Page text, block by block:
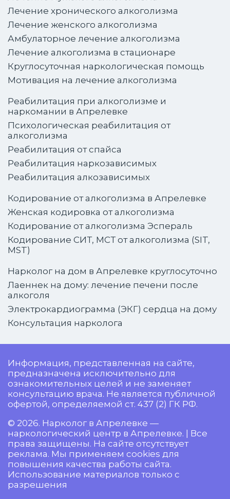
Лечение хронического алкоголизма
Лечение женского алкоголизма
Амбулаторное лечение алкоголизма
Лечение алкоголизма в стационаре
Круглосуточная наркологическая помощь
Мотивация на лечение алкоголизма
Реабилитация при алкоголизме и
наркомании в Апрелевке
Психологическая реабилитация от
алкоголизма
Реабилитация от спайса
Реабилитация наркозависимых
Реабилитация алкозависимых
Кодирование от алкоголизма в Апрелевке
Женская кодировка от алкоголизма
Кодирование от алкоголизма Эспераль
Кодирование СИТ, МСТ от алкоголизма (SIT,
MST)
Нарколог на дом в Апрелевке круглосуточно
Лаеннек на дому: лечение печени после
алкоголя
Электрокардиограмма (ЭКГ) сердца на дому
Консультация нарколога
Информация, представленная на сайте,
предназначена исключительно для
ознакомительных целей и не заменяет
консультацию врача. Не является публичной
офертой, определяемой ст. 437 (2) ГК РФ.
© 2026. Нарколог в Апрелевке —
наркологический центр в Апрелевке. | Все
права защищены. На сайте отсутствует
реклама. Мы применяем cookies для
повышения качества работы сайта.
Использование материалов только с
разрешения